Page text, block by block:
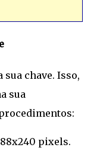
chave. Isso,
sua
pixels.